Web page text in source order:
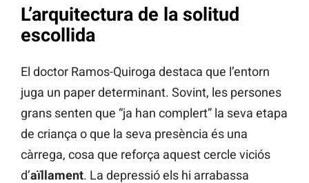
L’arquitectura de la solitud
escollida
El doctor Ramos-Quiroga destaca que l’entorn
juga un paper determinant. Sovint, les persones
grans senten que “ja han complert” la seva etapa
de criança o que la seva presència és una
càrrega, cosa que reforça aquest cercle viciós
d’aïllament. La depressió els hi arrabassa